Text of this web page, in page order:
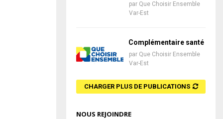
par Que Choisir Ensemble
Var-Est
Complémentaire santé
par Que Choisir Ensemble
Var-Est
CHARGER PLUS DE PUBLICATIONS
NOUS REJOINDRE